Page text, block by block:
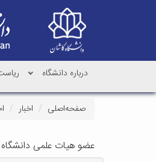
درباره دانشگاه
صفحه‌اصلی اخبار
عضو هیات علمی